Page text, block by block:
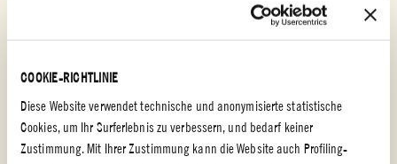
COOKIE-RICHTLINIE
Diese Website verwendet technische und anonymisierte statistische
Cookies, um Ihr Surferlebnis zu verbessern, und bedarf keiner
Zustimmung. Mit Ihrer Zustimmung kann die Website auch Profiling-